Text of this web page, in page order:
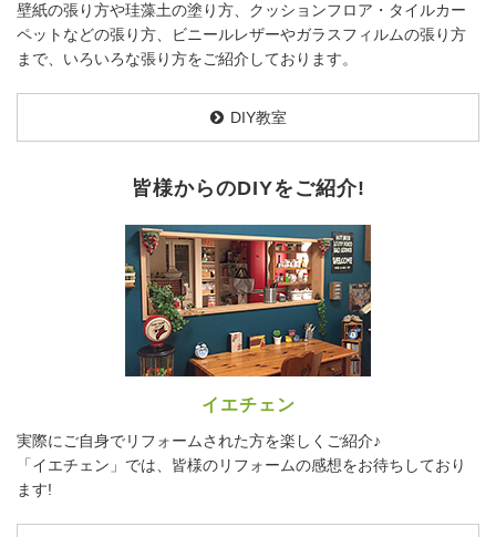
壁紙の張り方や珪藻土の塗り方、クッションフロア・タイルカー
ペットなどの張り方、ビニールレザーやガラスフィルムの張り方
まで、いろいろな張り方をご紹介しております。
DIY教室
皆様からのDIYをご紹介!
イエチェン
実際にご自身でリフォームされた方を楽しくご紹介♪
「イエチェン」では、皆様のリフォームの感想をお待ちしており
ます!